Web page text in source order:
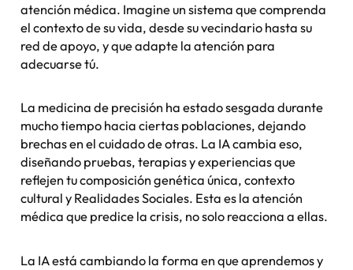
atención médica. Imagine un sistema que comprenda
el contexto de su vida, desde su vecindario hasta su
red de apoyo, y que adapte la atención para
adecuarsetú.
La medicina de precisión ha estado sesgada durante
mucho tiempo hacia ciertas poblaciones, dejando
brechas en el cuidado de otras. La IA cambia eso,
diseñando pruebas, terapias y experiencias que
reflejen tu composición genética única, contexto
cultural y Realidades Sociales. Esta es la atención
médica que predice la crisis, no solo reacciona a ellas.
La IA está cambiando la forma en que aprendemos y